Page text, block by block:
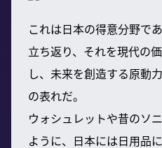
これは日本の得意分野で
立ち返り、それを現代の
し、未来を創造する原動
の表れだ。
ウォシュレットや昔のソ
ように、日本には日用品